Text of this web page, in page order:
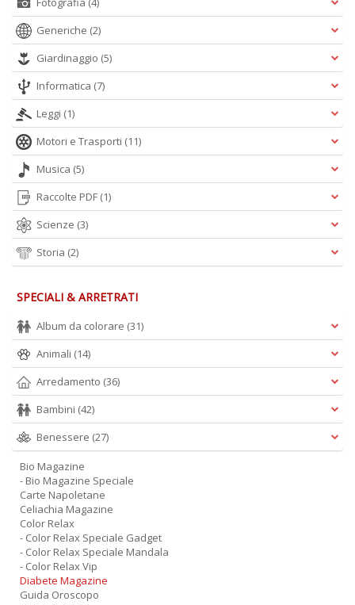
Generiche (2)
Giardinaggio (5)
Informatica (7)
Leggi (1)
Motori e Trasporti (11)
Musica (5)
Raccolte PDF (1)
Scienze (3)
Storia (2)
SPECIALI & ARRETRATI
Album da colorare (31)
Animali (14)
Arredamento (36)
Bambini (42)
Benessere (27)
Bio Magazine
- Bio Magazine Speciale
Carte Napoletane
Celiachia Magazine
Color Relax
- Color Relax Speciale Gadget
- Color Relax Speciale Mandala
- Color Relax Vip
Diabete Magazine
Guida Oroscopo